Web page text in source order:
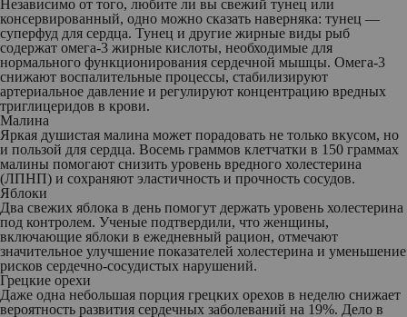
Независимо от того, любите ли вы свежий тунец или
консервированный, одно можно сказать наверняка: тунец —
суперфуд для сердца. Тунец и другие жирные виды рыб
содержат омега-3 жирные кислоты, необходимые для
нормального функционирования сердечной мышцы. Омега-3
снижают воспалительные процессы, стабилизируют
артериальное давление и регулируют концентрацию вредных
триглицеридов в крови.
Малина
Яркая душистая малина может порадовать не только вкусом, но
и пользой для сердца. Восемь граммов клетчатки в 150 граммах
малины помогают снизить уровень вредного холестерина
(ЛПНП) и сохраняют эластичность и прочность сосудов.
Яблоки
Два свежих яблока в день помогут держать уровень холестерина
под контролем. Ученые подтвердили, что женщины,
включающие яблоки в ежедневный рацион, отмечают
значительное улучшение показателей холестерина и уменьшение
рисков сердечно-сосудистых нарушений.
Грецкие орехи
Даже одна небольшая порция грецких орехов в неделю снижает
вероятность развития сердечных заболеваний на 19%. Дело в